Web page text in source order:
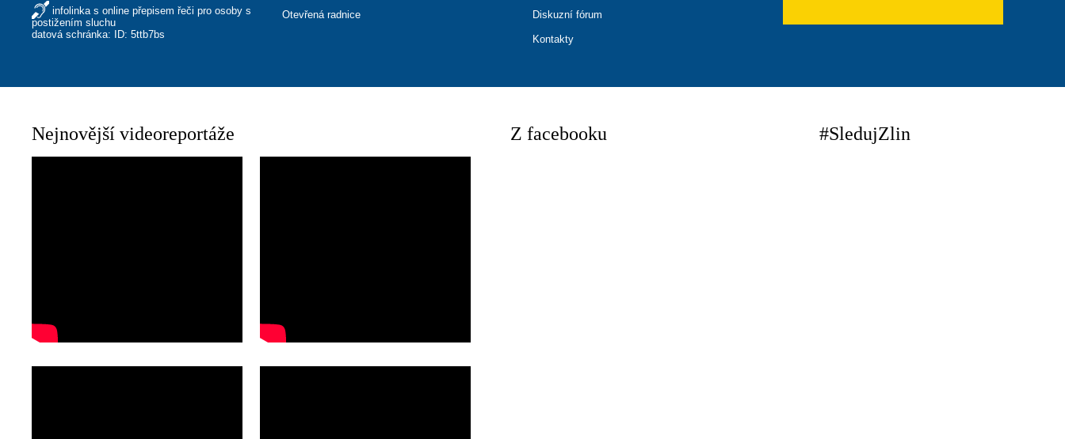
infolinka s online přepisem řeči pro osoby s
postižením sluchu
datová schránka: ID: 5ttb7bs
Otevřená radnice Diskuzní fórum
Kontakty
Nejnovější videoreportáže Z facebooku #SledujZlin